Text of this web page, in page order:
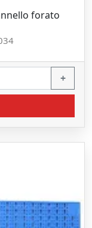
forato
+